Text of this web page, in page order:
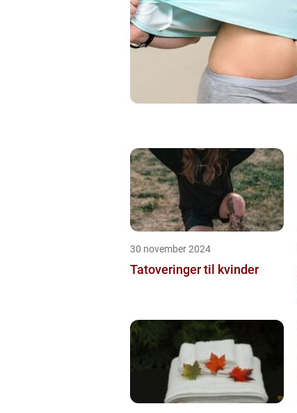
30 november 2024
Tatoveringer til kvinder